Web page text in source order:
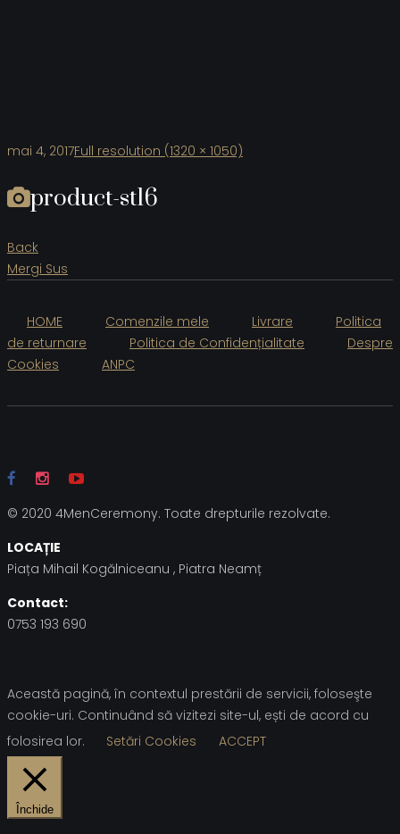
mai 4, 2017Full resolution (1320 × 1050)
product-st16
Back
Mergi Sus
HOME Comenzile mele Livrare
Politica
de returnare
Politica de Confidențialitate
Despre
Cookies
ANPC
© 2020 4MenCeremony. Toate drepturile rezolvate.
LOCAȚIE
Piața Mihail Kogălniceanu , Piatra Neamț
Contact:
0753 193 690
Această pagină, în contextul prestării de servicii, foloseşte
cookie-uri. Continuând să vizitezi site-ul, ești de acord cu
folosirea lor.
Setări Cookies ACCEPT
Închide